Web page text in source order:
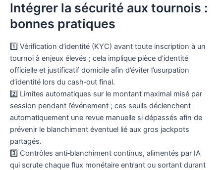
Intégrer la sécurité aux tournois :
bonnes pratiques
1️⃣ Vérification d’identité (KYC) avant toute inscription à un
tournoi à enjeux élevés ; cela implique pièce d’identité
officielle et justificatif domicile afin d’éviter l’usurpation
d’identité lors du cash‑out final.
2️⃣ Limites automatiques sur le montant maximal misé par
session pendant l’événement ; ces seuils déclenchent
automatiquement une revue manuelle si dépassés afin de
prévenir le blanchiment éventuel lié aux gros jackpots
partagés.
3️⃣ Contrôles anti‑blanchiment continus, alimentés par IA
qui scrute chaque flux monétaire entrant ou sortant durant